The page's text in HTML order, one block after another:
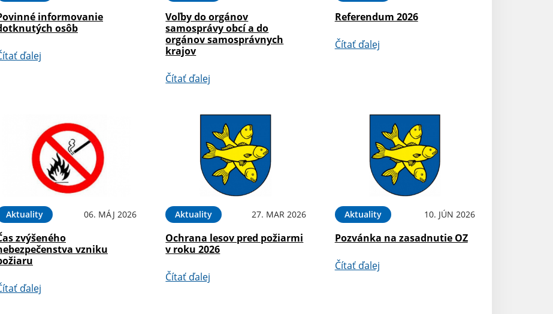
informovanie
osôb
ďalej
Voľby do orgánov
samosprávy obcí a do
orgánov samosprávnych
krajov
Čítať ďalej
Referendum 2026
Čítať ďalej
Aktuality 06. MÁJ 2026
zvýšeného
vzniku
ďalej
Aktuality 27. MAR 2026
Ochrana lesov pred požiarmi
v roku 2026
Čítať ďalej
Aktuality 10. JÚN 2026
Pozvánka na zasadnutie OZ
Čítať ďalej